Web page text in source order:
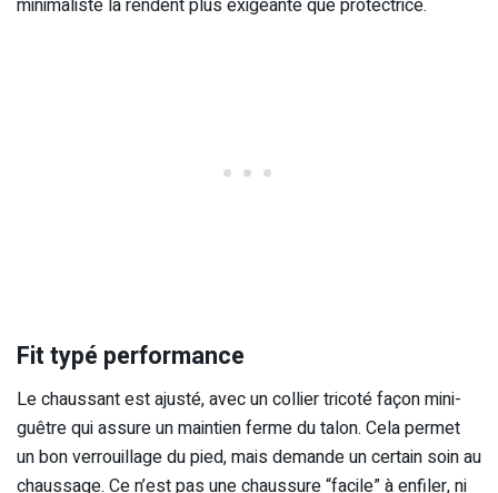
Fit typé performance
Le chaussant est ajusté, avec un collier tricoté façon mini-
guêtre qui assure un maintien ferme du talon. Cela permet
un bon verrouillage du pied, mais demande un certain soin au
chaussage. Ce n’est pas une chaussure “facile” à enfiler, ni